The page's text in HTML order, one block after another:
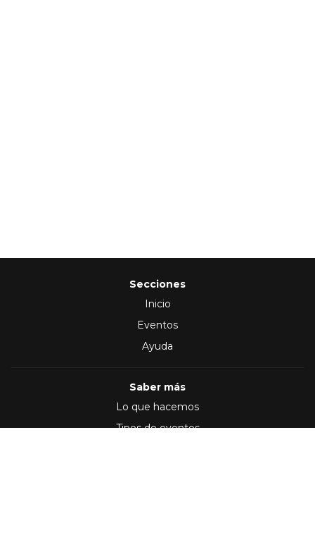
Secciones
Inicio
Eventos
Ayuda
Saber más
Lo que hacemos
Tipos de eventos